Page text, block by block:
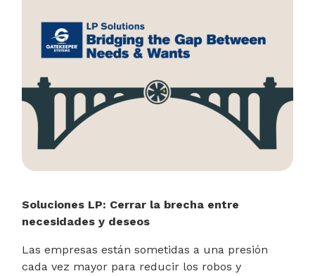
Soluciones LP: Cerrar la brecha entre
necesidades y deseos
Las empresas están sometidas a una presión
cada vez mayor para reducir los robos y